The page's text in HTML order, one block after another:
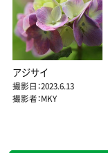
アジサイ
撮影日：2023.6.13
撮影者：MKY